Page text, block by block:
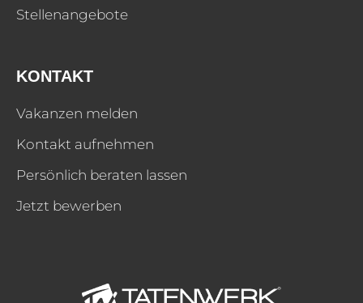
Stellenangebote
KONTAKT
Vakanzen melden
Kontakt aufnehmen
Persönlich beraten lassen
Jetzt bewerben